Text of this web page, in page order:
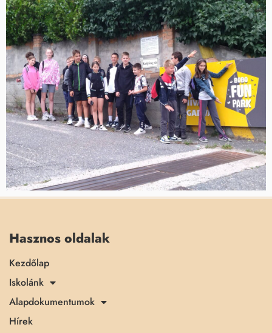
Hasznos oldalak
Kezdőlap
Iskolánk
Alapdokumentumok
Hírek